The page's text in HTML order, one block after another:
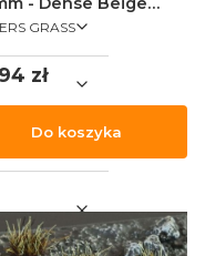
GRASS
zł
Do koszyka